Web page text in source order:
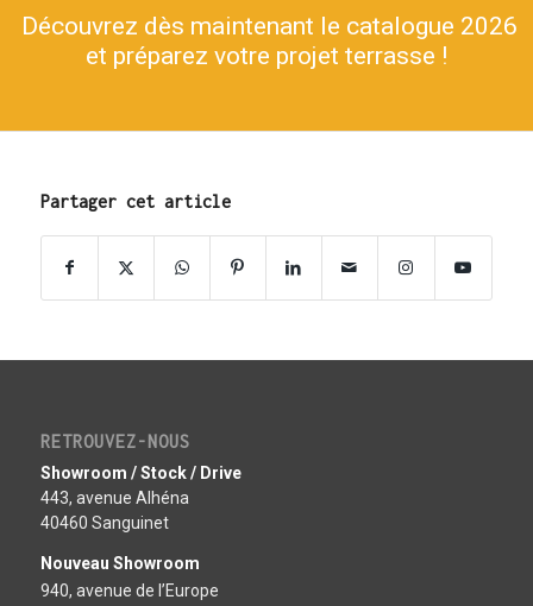
Découvrez dès maintenant le catalogue 2026
et préparez votre projet terrasse !
Partager cet article
RETROUVEZ-NOUS
Showroom / Stock / Drive
443, avenue Alhéna
40460 Sanguinet
Nouveau Showroom
940, avenue de l’Europe